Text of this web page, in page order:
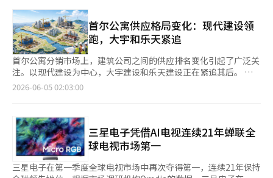
短期内仍将持续。”
一步加强食品安全合作，长期困扰韩国方便面行业的“含肉成分方
便面对华出口限制”也迎来松绑，预计将进一步推动韩国方便面企
业加速开拓中国市场。 据韩国食品行业近日消息，韩国食品药品
安全处于上月召开“第16届韩中食品安全合作委员会”会议，并与
中方就“允许含肉成分韩国方便面对华出口”等内容达成协议。此
前，中国方面出于防范家畜传染病等考虑，限制进口含有肉类成分
的韩国方便面。即便仅含微量肉类提取物，也难以获得出口许可。
因此，韩国方便面企业长期以来只能通过食品添加剂调配类似风
料。韩国方便面行业普遍认为，此次政策调整将为三养食品、不倒
翁、八道等尚未在中国建立生产线、主要依赖出口的企业带来新的
增长机会。三养食品方面表示，随着含肉成分的新产品正式获准出
口中国，预计将有助于进一步扩大中国市场销量。
开，上市37天内全球销量突破40万辆，备受欢迎。 尽管属于中型
SUV级别，但7X提供了宽敞的内部空间。其尺寸为：长4800毫
米，宽1920毫米，高1650毫米，轴距2900毫米。后备厢容积达到
539升。 在韩国市场，7X将提供Pro、Max和Ultra三个车型配置。
Pro车型配备75kWh磷酸铁锂(LFP)电池，而Max和Ultra车型则搭
载100kWh镍钴锰(NCM)电池。 Pro和Max车型采用后驱(RWD)单
电机，最大功率为421马力。根据环境部认证，Pro和Max的单次
充电续航分别为375公里和483公里。 Ultra车型则配备四轮驱动
72.4公斤·米。其从静止加速到时速100公里仅需3.9秒，单次充电
续航为440公里。 7X采用800V高压系统，支持全球标准的最大
360kW超快速充电。在电池电量从10%充至80%时，Pro车型约需
13分钟，Max和Ultra车型约需16分钟。 地克韩国计划在今年年底
前将展厅数量增加至14个，并在全国范围内，包括济州岛，运营
11个服务中心。 地克韩国相关人士表示：“此次推出的地克7X不
首尔公寓供应格局变化：现代建设领
跑，大宇和乐天紧追
首尔公寓分销市场上，建筑公司之间的供应排名变化引起了广泛关
注。以现代建设为中心，大宇建设和乐天建设正在紧追其后。 根
据4日的分销行业消息，今年首尔主要的普通分销预计量中，现代
地位。 DIH CLASS是反浦住宅区1、2、4区重建项目，规模庞大，
总计5007套，其中1832套为普通分销量。黑石9区重建项目DIH
Kentronine的普通分销量也在430套左右。仅这两个项目，现代
建设在首尔的普通分销量就超过了2000套。 大宇建设今年也有望
跻身首尔供应的前列。长位10区重建项目“长位普瑞吉奥马克
2026-06-05 02:03:00
三星电子凭借AI电视连续21年蝉联全
球电视市场第一
三星电子在第一季度全球电视市场中再次夺得第一，连续21年保持